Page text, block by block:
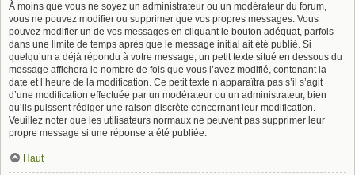
À moins que vous ne soyez un administrateur ou un modérateur du forum,
vous ne pouvez modifier ou supprimer que vos propres messages. Vous
pouvez modifier un de vos messages en cliquant le bouton adéquat, parfois
dans une limite de temps après que le message initial ait été publié. Si
quelqu’un a déjà répondu à votre message, un petit texte situé en dessous du
message affichera le nombre de fois que vous l’avez modifié, contenant la
date et l’heure de la modification. Ce petit texte n’apparaîtra pas s’il s’agit
d’une modification effectuée par un modérateur ou un administrateur, bien
qu’ils puissent rédiger une raison discrète concernant leur modification.
Veuillez noter que les utilisateurs normaux ne peuvent pas supprimer leur
propre message si une réponse a été publiée.
Haut